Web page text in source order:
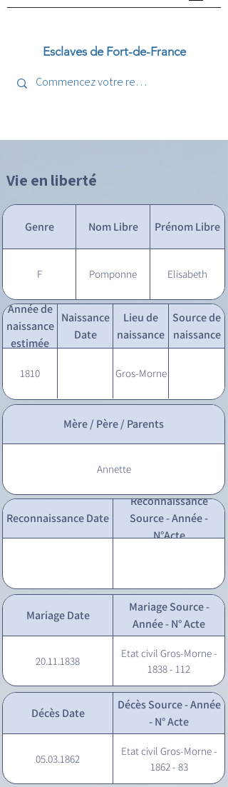
Esclaves de Fort-de-France
Vie en liberté
Genre Nom Libre Prénom Libre
F Pomponne Elisabeth
Année de
naissance
estimée
Naissance
Date
Lieu de
naissance
Source de
naissance
1810 Gros-Morne
Mère / Père / Parents
Annette
Reconnaissance Date
Reconnaissance
Source - Année -
N°Acte
Mariage Date
Mariage Source -
Année - N° Acte
20.11.1838
Etat civil Gros-Morne -
1838 - 112
Décès Date
Décès Source - Année
- N° Acte
05.03.1862
Etat civil Gros-Morne -
1862 - 83